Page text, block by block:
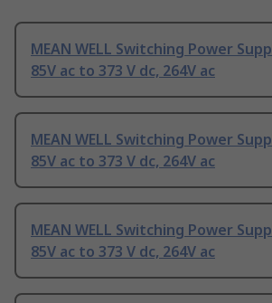
MEAN WELL Switching Power
85V ac to 373 V dc, 264V ac
MEAN WELL Switching Power
85V ac to 373 V dc, 264V ac
MEAN WELL Switching Power
85V ac to 373 V dc, 264V ac